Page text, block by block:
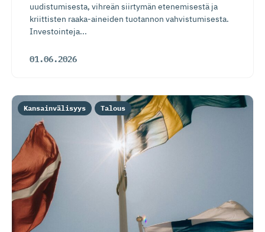
uudistumisesta, vihreän siirtymän etenemisestä ja
kriittisten raaka-aineiden tuotannon vahvistumisesta.
Investointeja...
01.06.2026
Kansainvälisyys Talous